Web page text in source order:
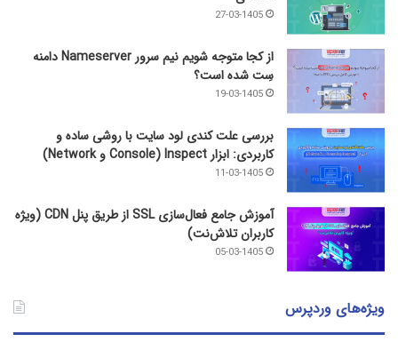
27-03-1405
از کجا متوجه شویم نیم ‌سرور Nameserver دامنه
سِت شده است؟
19-03-1405
بررسی علت کندی لود سایت با روشی ساده و
کاربردی: ابزار Inspect (Console و Network)
11-03-1405
آموزش جامع فعال‌سازی SSL از طریق پنل CDN (ویژه
کاربران تلاش‌نت)
05-03-1405
ویژه‌های وردپرس